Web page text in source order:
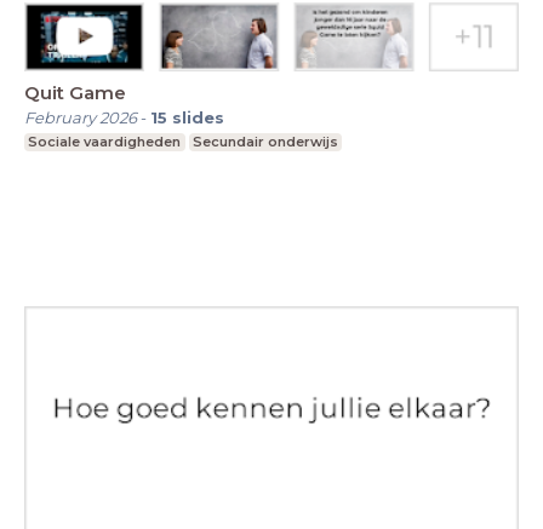
Quit Game
February 2026- 15 slides
Sociale vaardigheden Secundair onderwijs